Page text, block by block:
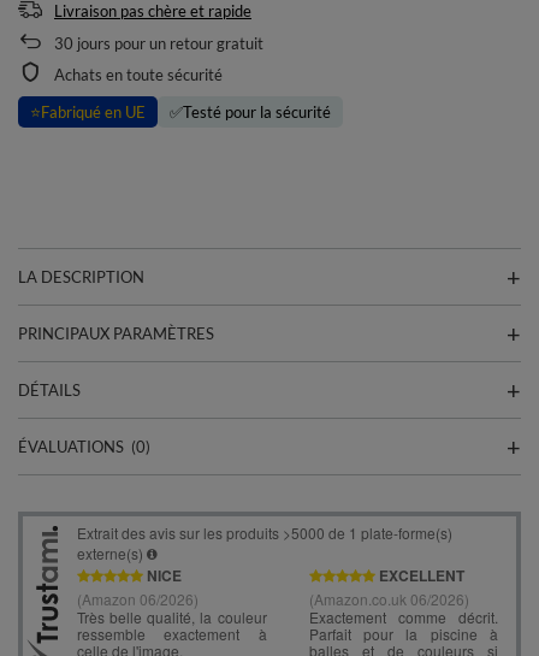
Livraison pas chère et rapide
30 jours pour un retour gratuit
Achats en toute sécurité
⭐Fabriqué en UE ✅Testé pour la sécurité
LA DESCRIPTION
PRINCIPAUX PARAMÈTRES
DÉTAILS
ÉVALUATIONS (0)